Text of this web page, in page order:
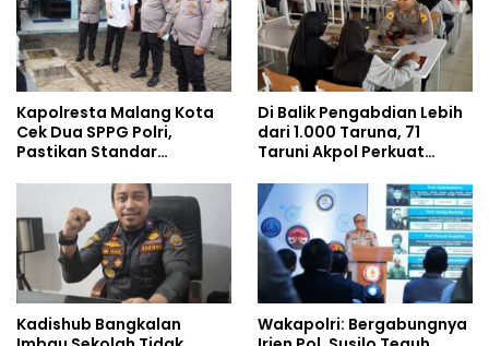
Kapolresta Malang Kota
Cek Dua SPPG Polri,
Pastikan Standar
Pengelolaan Limbah
Berjalan Optimal
Di Balik Pengabdian Lebih
dari 1.000 Taruna, 71
Taruni Akpol Perkuat
Siswa Sekolah Rakyat
Kadishub Bangkalan
Wakapolri: Bergabungnya